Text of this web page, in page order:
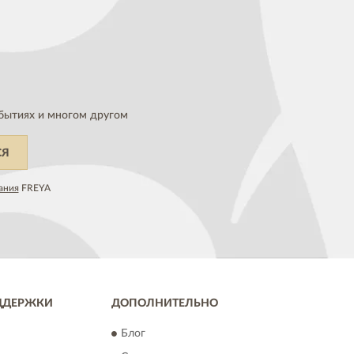
и многом другом
FREYA
ДОПОЛНИТЕЛЬНО
Блог